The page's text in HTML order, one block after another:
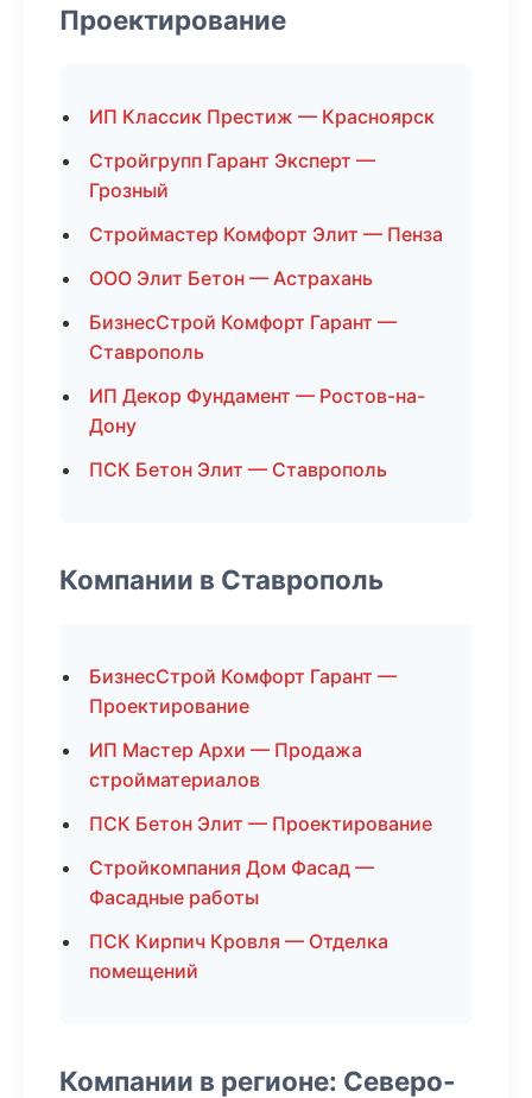
Проектирование
ИП Классик Престиж — Красноярск
Стройгрупп Гарант Эксперт —
Грозный
Строймастер Комфорт Элит — Пенза
ООО Элит Бетон — Астрахань
БизнесСтрой Комфорт Гарант —
Ставрополь
ИП Декор Фундамент — Ростов-на-
Дону
ПСК Бетон Элит — Ставрополь
Компании в Ставрополь
БизнесСтрой Комфорт Гарант —
Проектирование
ИП Мастер Архи — Продажа
стройматериалов
ПСК Бетон Элит — Проектирование
Стройкомпания Дом Фасад —
Фасадные работы
ПСК Кирпич Кровля — Отделка
помещений
Компании в регионе: Северо-